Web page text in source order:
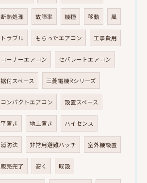
断熱処理 故障率 機種 移動 風
トラブル もらったエアコン 工事費用
コーナーエアコン セパレートエアコン
据付スペース 三菱電機Rシリーズ
コンパクトエアコン 設置スペース
平置き 地上置き ハイセンス
消防法 非常用避難ハッチ 室外機設置
販売完了 安く 既設